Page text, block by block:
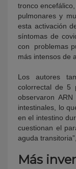
tronco
pulmonares y
esta activación
síntomas de
con problemas
más intensos de
Los autores
colorrectal de 5
observaron
intestinales, lo
en el intestino
cuestionan el
aguda
Más